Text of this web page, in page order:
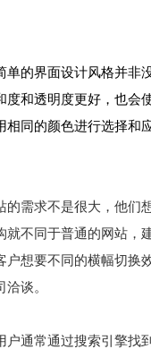
的界面设计风格并非
和透明度更好，也会
同的颜色进行选择和
需求不是很大，他们
不同于普通的网站，
想要不同的横幅切换
谈。
通常通过搜索引擎找